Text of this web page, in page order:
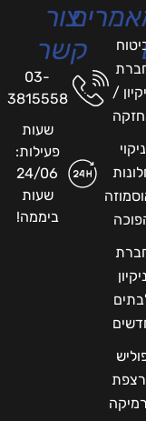
/
ניקוי
ניקיון
צור
קשר
03-
3815558
שעות
פעילות:
24/06
שעות
ביממה!